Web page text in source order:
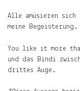
Alle amüsieren sich
meine Begeisterung.
You like it more
und das Bindi
drittes Auge.